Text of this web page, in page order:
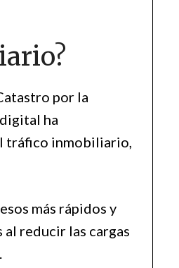
por la
ha
tráfico inmobiliario,
más rápidos y
al reducir las cargas